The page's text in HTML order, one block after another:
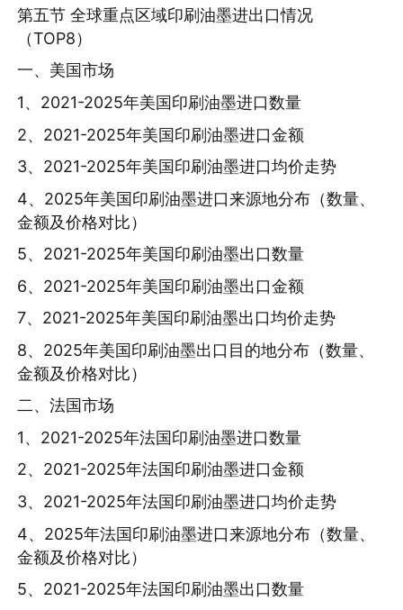
第五节 全球重点区域印刷油墨进出口情况
（TOP8）
一、美国市场
1、2021-2025年美国印刷油墨进口数量
2、2021-2025年美国印刷油墨进口金额
3、2021-2025年美国印刷油墨进口均价走势
4、2025年美国印刷油墨进口来源地分布（数量、
金额及价格对比）
5、2021-2025年美国印刷油墨出口数量
6、2021-2025年美国印刷油墨出口金额
7、2021-2025年美国印刷油墨出口均价走势
8、2025年美国印刷油墨出口目的地分布（数量、
金额及价格对比）
二、法国市场
1、2021-2025年法国印刷油墨进口数量
2、2021-2025年法国印刷油墨进口金额
3、2021-2025年法国印刷油墨进口均价走势
4、2025年法国印刷油墨进口来源地分布（数量、
金额及价格对比）
5、2021-2025年法国印刷油墨出口数量